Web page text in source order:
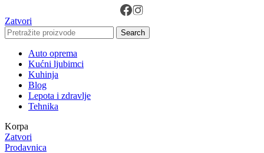
Zatvori
Search
Auto oprema
Kućni ljubimci
Kuhinja
Blog
Lepota i zdravlje
Tehnika
Korpa
Zatvori
Prodavnica